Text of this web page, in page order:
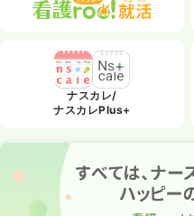
ナスカレ/
ナスカレPlus+